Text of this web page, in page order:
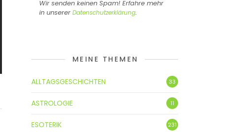
Wir senden keinen Spam! Erfahre mehr
in unserer Datenschutzerklärung.
MEINE THEMEN
ALLTAGSGESCHICHTEN 33
ASTROLOGIE 11
ESOTERIK 231